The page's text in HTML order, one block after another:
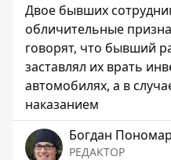
Двое бывших
обличительные
говорят, что бывший
заставлял их врать
автомобилях, а в
наказанием
Богдан
РЕДАКТОР